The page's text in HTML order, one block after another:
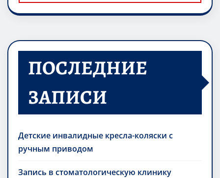
ПОСЛЕДНИЕ
ЗАПИСИ
Детские инвалидные кресла-коляски с
ручным приводом
Запись в стоматологическую клинику